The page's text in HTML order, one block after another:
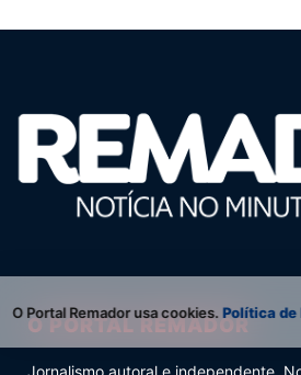
O PORTAL REMADOR
Jornalismo autoral e independente.
O Portal Remador usa cookies.Política de